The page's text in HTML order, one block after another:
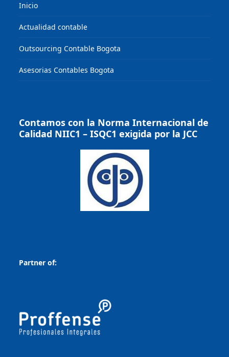
Inicio
Actualidad contable
Outsourcing Contable Bogota
Asesorias Contables Bogota
Contamos con la Norma Internacional de
Calidad NIIC1 – ISQC1 exigida por la JCC
Partner of: